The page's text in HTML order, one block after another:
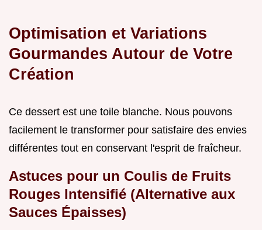
Optimisation et Variations
Gourmandes Autour de Votre
Création
Ce dessert est une toile blanche. Nous pouvons
facilement le transformer pour satisfaire des envies
différentes tout en conservant l'esprit de fraîcheur.
Astuces pour un Coulis de Fruits
Rouges Intensifié (Alternative aux
Sauces Épaisses)